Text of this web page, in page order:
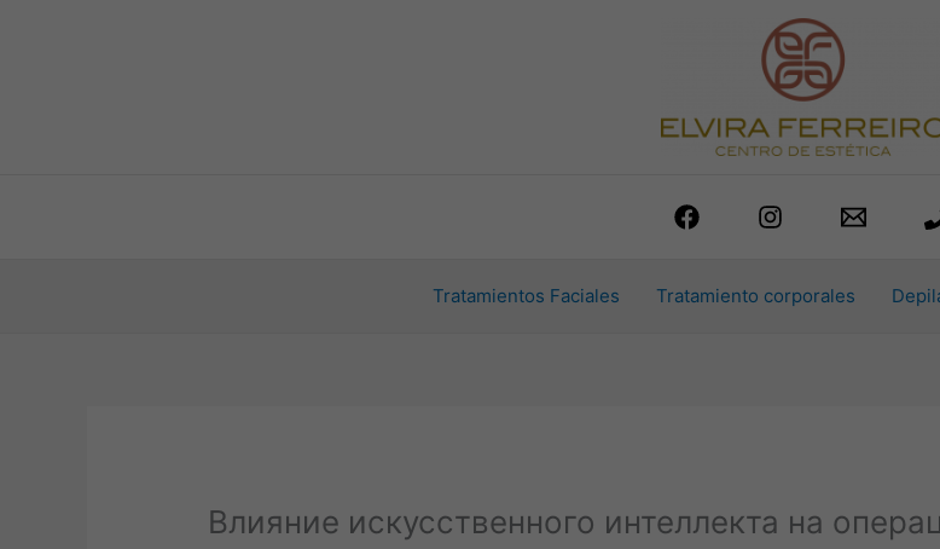
Tratamientos Faciales Tratamiento corporales
Влияние искусственного интеллекта на